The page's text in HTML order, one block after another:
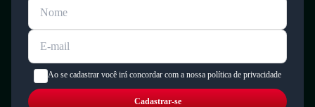
Ao se cadastrar você irá concordar com a nossa política de privacidade
Cadastrar-se